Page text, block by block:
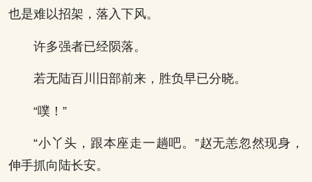
也是难以招架，落入下风。
许多强者已经陨落。
若无陆百川旧部前来，胜负早已分晓。
“噗！”
“小丫头，跟本座走一趟吧。”赵无恙忽然现身，
伸手抓向陆长安。